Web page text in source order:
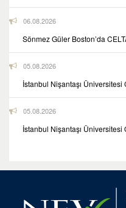
06.08.2026
Sönmez Güler Boston’da
05.08.2026
İstanbul Nişantaşı Üniversitesi
05.08.2026
İstanbul Nişantaşı